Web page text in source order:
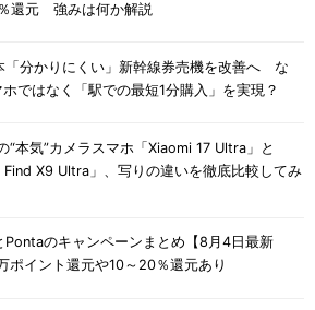
還元 強みは何か解説
「分かりにくい」新幹線券売機を改善へ な
ではなく「駅での最短1分購入」を実現？
“本気”カメラスマホ「Xiaomi 17 Ultra」と
Find X9 Ultra」、写りの違いを徹底比較してみ
Pontaのキャンペーンまとめ【8月4日最新
イント還元や10～20％還元あり